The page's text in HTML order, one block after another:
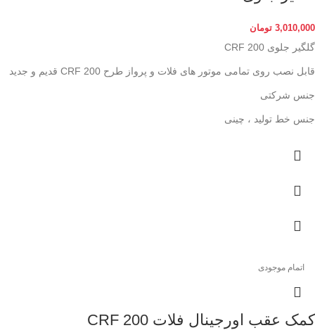
3,010,000 تومان
گلگیر جلوی CRF 200
قابل نصب روی تمامی موتور های فلات و پرواز طرح CRF 200 قدیم و جدید
جنس شرکتی
جنس خط تولید ، چینی
اتمام موجودی
کمک عقب اورجینال فلات CRF 200